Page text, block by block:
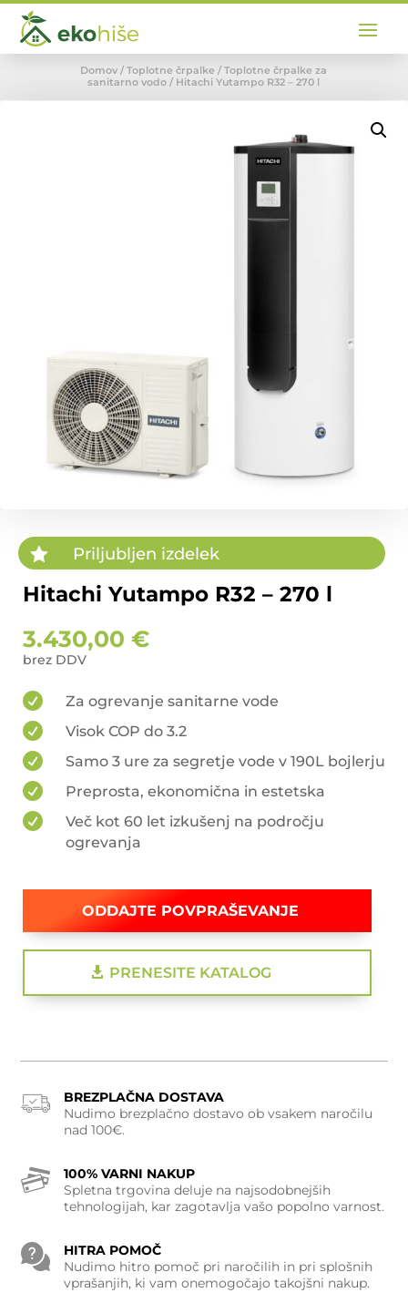
Domov /Toplotne črpalke /Toplotne črpalke za
sanitarno vodo / Hitachi Yutampo R32 – 270 l
 Priljubljen izdelek
Hitachi Yutampo R32 – 270 l
3.430,00 €
 Za ogrevanje sanitarne vode
 Visok COP do 3.2
 Samo 3 ure za segretje vode v 190L bojlerju
 Preprosta, ekonomična in estetska

Več kot 60 let izkušenj na področju
ogrevanja
ODDAJTE POVPRAŠEVANJE
PRENESITE KATALOG
BREZPLAČNA DOSTAVA
Nudimo brezplačno dostavo ob vsakem naročilu
nad 100€.
100% VARNI NAKUP
Spletna trgovina deluje na najsodobnejših
tehnologijah, kar zagotavlja vašo popolno varnost.
HITRA POMOČ
Nudimo hitro pomoč pri naročilih in pri splošnih
vprašanjih, ki vam onemogočajo takojšni nakup.